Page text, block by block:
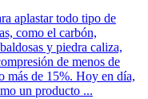
aplastar todo tipo de
como el carbón,
y piedra caliza,
de menos de
más de 15%. Hoy en día,
un producto ...